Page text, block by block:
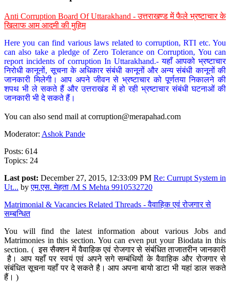
Anti Corruption Board Of Uttarakhand - उत्तराखण्ड में फैले भ्रष्टाचार के
खिलाफ आम आदमी की मुहिम
Here you can find various laws related to corruption, RTI etc. You
can also take a pledge of Zero Tolerance on Corruption, You can
report incidents of corruption In Uttarakhand.- यहाँ आपको भ्रष्टाचार
निरोधी कानूनों, सूचना के अधिकार संबंधी कानूनों और अन्य संबंधी कानूनों की
जानकारी मिलेगी। आप अपने जीवन से भ्रष्टाचार को पूर्णतया निकालने की
शपथ भी ले सकते हैं और उत्तराखंड में हो रही भ्रष्टाचार संबंधी घटनाओं की
जानकारी भी दे सकते हैं।
You can also send mail at corruption@merapahad.com
Moderator: Ashok Pande
Posts: 614
Topics: 24
Last post: December 27, 2015, 12:33:09 PM Re: Currupt System in
Ut... byएम.एस. मेहता /M S Mehta 9910532720
Matrimonial & Vacancies Related Threads - वैवाहिक एवं रोजगार से
सम्बन्धित
You will find the latest information about various Jobs and
Matrimonies in this section. You can even put your Biodata in this
section. ( इस सैक्शन में वैवाहिक एवं रोजगार से संबंधित ताजातरीन जानकारी
है। आप यहाँ पर स्वयं एवं अपने सगे सम्बंधियों के वैवाहिक और रोजगार से
संबंधित सूचना यहाँ पर दे सकते है। आप अपना बायो डाटा भी यहां डाल सकते
हैं। )